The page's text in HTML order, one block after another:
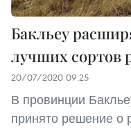
Бакльеу
лучших сортов
20/07/2020 09:25
В провинции
принято решение о